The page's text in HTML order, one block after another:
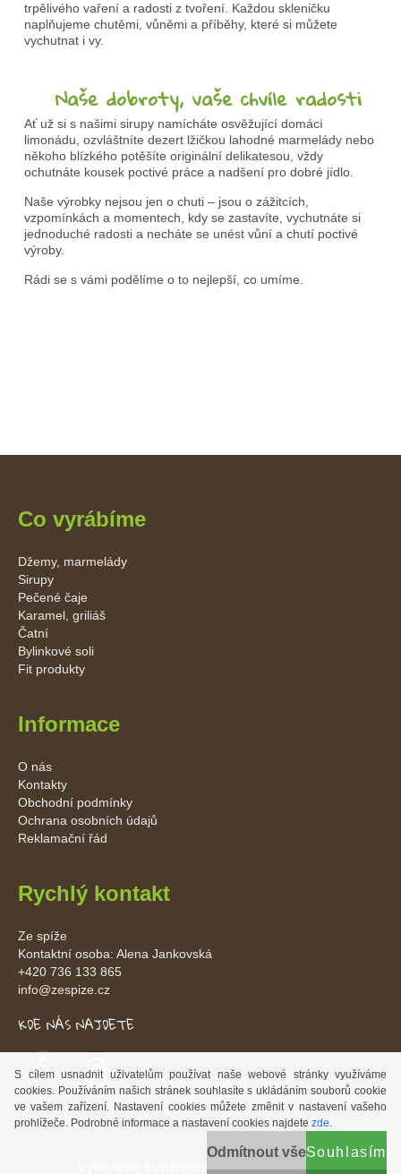
S cílem usnadnit uživatelům používat naše webové stránky využíváme
cookies. Používáním našich stránek souhlasíte s ukládáním souborů cookie
ve vašem zařízení. Nastavení cookies můžete změnit v nastavení vašeho
prohlížeče. Podrobné informace a nastavení cookies najdete zde.
Odmítnout všeSouhlasím
trpělivého vaření a radosti z tvoření. Každou skleničku
naplňujeme chutěmi, vůněmi a příběhy, které si můžete
vychutnat i vy.
Naše dobroty, vaše chvíle radosti
Ať už si s našimi sirupy namícháte osvěžující domácí
limonádu, ozvláštníte dezert lžičkou lahodné marmelády nebo
někoho blízkého potěšíte originální delikatesou, vždy
ochutnáte kousek poctivé práce a nadšení pro dobré jídlo.
Naše výrobky nejsou jen o chuti – jsou o zážitcích,
vzpomínkách a momentech, kdy se zastavíte, vychutnáte si
jednoduché radosti a necháte se unést vůní a chutí poctivé
výroby.
Rádi se s vámi podělíme o to nejlepší, co umíme.
Co vyrábíme
Džemy, marmelády
Sirupy
Pečené čaje
Karamel, griliáš
Čatní
Bylinkové soli
Fit produkty
Informace
O nás
Kontakty
Obchodní podmínky
Ochrana osobních údajů
Reklamační řád
Rychlý kontakt
Ze spíže
Kontaktní osoba: Alena Jankovská
+420 736 133 865
info@zespize.cz
KDE NÁS NAJDETE
Vytvořeno systémemwww.webareal.cz